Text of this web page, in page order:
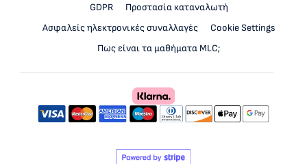
GDPR
Προστασία καταναλωτή
Ασφαλείς ηλεκτρονικές συναλλαγές
Cookie Settings
Πως είναι τα μαθήματα MLC;